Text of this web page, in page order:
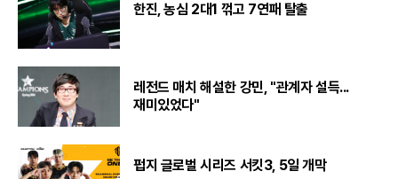
한진, 농심 2대1 꺾고 7연패 탈출
레전드 매치 해설한 강민, "관계자 설득...
재미있었다"
펍지 글로벌 시리즈 서킷3, 5일 개막